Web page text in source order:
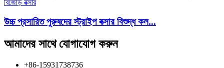
উচ্চ প্রসারিত পুরুষদের স্ট্রাইপ বক্সার বিশুদ্ধ কল...
আমাদের সাথে যোগাযোগ করুন
+86-15931738736